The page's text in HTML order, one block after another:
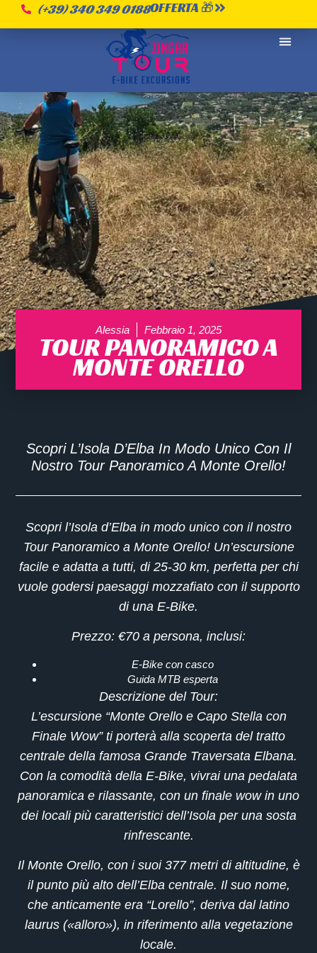
(+39) 340 349 0188OFFERTA 🎁
Alessia Febbraio 1, 2025
TOUR PANORAMICO A
MONTE ORELLO
Scopri L’Isola D’Elba In Modo Unico Con Il
Nostro Tour Panoramico A Monte Orello!
Scopri l’Isola d’Elba in modo unico con il nostro
Tour Panoramico a Monte Orello! Un’escursione
facile e adatta a tutti, di 25-30 km, perfetta per chi
vuole godersi paesaggi mozzafiato con il supporto
di una E-Bike.
Prezzo: €70 a persona, inclusi:
E-Bike con casco
Guida MTB esperta
Descrizione del Tour:
L’escursione “Monte Orello e Capo Stella con
Finale Wow”ti porterà alla scoperta del tratto
centrale della famosa Grande Traversata Elbana.
Con la comodità della E-Bike, vivrai una pedalata
panoramica e rilassante, con un finale wowin uno
dei locali più caratteristici dell’Isola per una sosta
rinfrescante.
Il Monte Orello, con i suoi 377 metri di altitudine, è
il punto più alto dell’Elba centrale. Il suo nome,
che anticamente era “Lorello”, deriva dal latino
laurus(«alloro»), in riferimento alla vegetazione
locale.